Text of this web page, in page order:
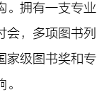
。拥有一支专业
会，多项图书列
家级图书奖和专